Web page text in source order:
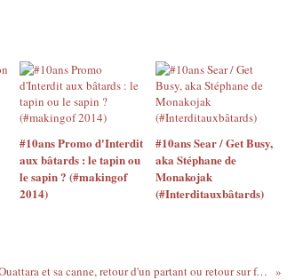
#10ans Promo d'Interdit
aux bâtards : le tapin ou
le sapin ? (#makingof
2014)
#10ans Sear / Get Busy,
aka Stéphane de
Monakojak
(#Interditauxbâtards)
Ouattara et sa canne, retour d'un partant ou retour sur fond d'adieux ?